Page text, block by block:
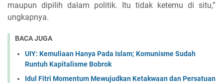
maupun dipilih dalam politik. Itu tidak ketemu di situ,”
ungkapnya.
BACA JUGA
UIY: Kemuliaan Hanya Pada Islam; Komunisme Sudah
Runtuh Kapitalisme Bobrok
Idul Fitri Momentum Mewujudkan Ketakwaan dan Persatuan